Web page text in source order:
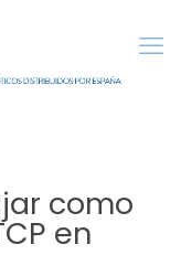
como
en